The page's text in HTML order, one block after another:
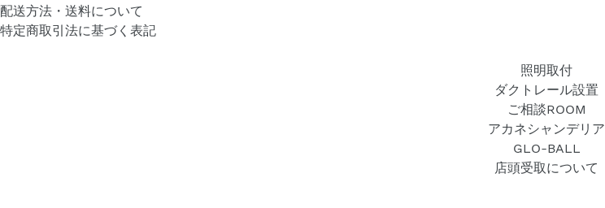
配送方法・送料について
特定商取引法に基づく表記
照明取付
ダクトレール設置
ご相談ROOM
アカネシャンデリア
GLO-BALL
店頭受取について